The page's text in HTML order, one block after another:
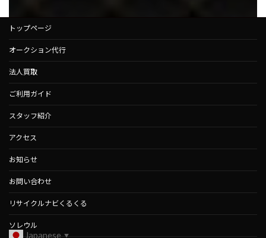
トップページ
オークション代行
法人買取
ご利用ガイド
スタッフ紹介
アクセス
お知らせ
お問い合わせ
リサイクルナビくるくる
ソレウル
Japanese ▼